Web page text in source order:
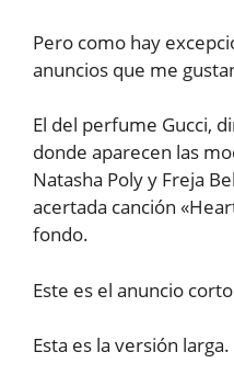
Pero como hay
anuncios que me
El del perfume Gucci,
donde aparecen las
Natasha Poly y Freja
acertada canción
fondo.
Este es el anuncio
Esta es la versión larga.